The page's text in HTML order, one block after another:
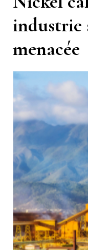
industrie
menacée